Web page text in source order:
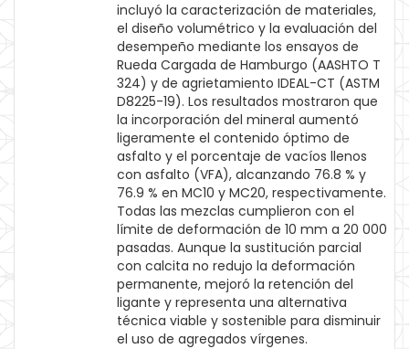
incluyó la caracterización de materiales,
el diseño volumétrico y la evaluación del
desempeño mediante los ensayos de
Rueda Cargada de Hamburgo (AASHTO T
324) y de agrietamiento IDEAL-CT (ASTM
D8225-19). Los resultados mostraron que
la incorporación del mineral aumentó
ligeramente el contenido óptimo de
asfalto y el porcentaje de vacíos llenos
con asfalto (VFA), alcanzando 76.8 % y
76.9 % en MC10 y MC20, respectivamente.
Todas las mezclas cumplieron con el
límite de deformación de 10 mm a 20 000
pasadas. Aunque la sustitución parcial
con calcita no redujo la deformación
permanente, mejoró la retención del
ligante y representa una alternativa
técnica viable y sostenible para disminuir
el uso de agregados vírgenes.